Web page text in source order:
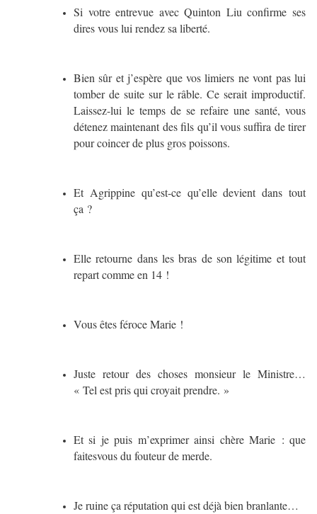
Si votre entrevue avec Quinton Liu confirme ses
dires vous lui rendez sa liberté.
Bien sûr et j’espère que vos limiers ne vont pas lui
tomber de suite sur le râble. Ce serait improductif.
Laissez-lui le temps de se refaire une santé, vous
détenez maintenant des fils qu’il vous suffira de tirer
pour coincer de plus gros poissons.
Et Agrippine qu’est-ce qu’elle devient dans tout
ça ?
Elle retourne dans les bras de son légitime et tout
repart comme en 14 !
Vous êtes féroce Marie !
Juste retour des choses monsieur le Ministre…
« Tel est pris qui croyait prendre. »
Et si je puis m’exprimer ainsi chère Marie : que
faitesvous du fouteur de merde.
Je ruine ça réputation qui est déjà bien branlante…